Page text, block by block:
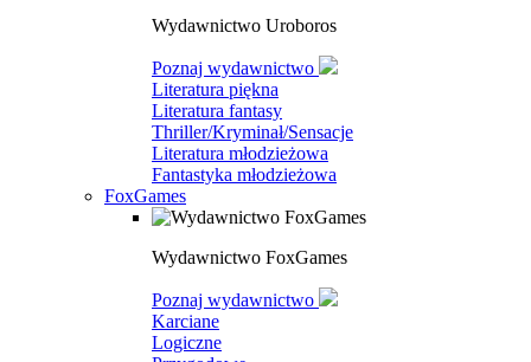
Wydawnictwo Uroboros
Poznaj wydawnictwo
Literatura piękna
Literatura fantasy
Thriller/Kryminał/Sensacje
Literatura młodzieżowa
Fantastyka młodzieżowa
FoxGames
Wydawnictwo FoxGames
Poznaj wydawnictwo
Karciane
Logiczne